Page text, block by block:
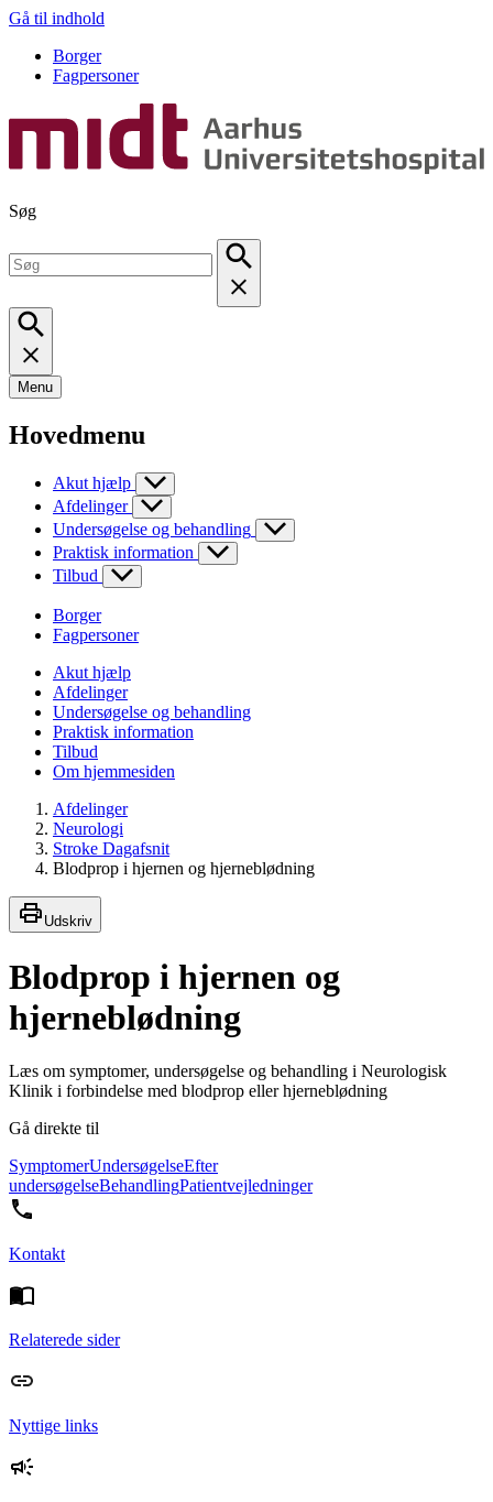
Gå til indhold
Borger
Fagpersoner
Søg
Menu
Hovedmenu
Akut hjælp
Afdelinger
Undersøgelse og behandling
Praktisk information
Tilbud
Borger
Fagpersoner
Akut hjælp
Afdelinger
Undersøgelse og behandling
Praktisk information
Tilbud
Om hjemmesiden
Afdelinger
Neurologi
Stroke Dagafsnit
Blodprop i hjernen og hjerneblødning
Udskriv
Blodprop i hjernen og
hjerneblødning
Læs om symptomer, undersøgelse og behandling i Neurologisk
Klinik i forbindelse med blodprop eller hjerneblødning
Gå direkte til
SymptomerUndersøgelseEfter
undersøgelseBehandlingPatientvejledninger
Kontakt
Relaterede sider
Nyttige links